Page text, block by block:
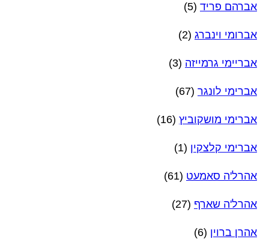
אברהם פריד (5)
אברומי וינברג (2)
אבריימי גרמייזה (3)
אברימי לונגר (67)
אברימי מושקוביץ (16)
אברימי קלצקין (1)
אהרל'ה סאמעט (61)
אהרל'ה שארף (27)
אהרן ברוין (6)